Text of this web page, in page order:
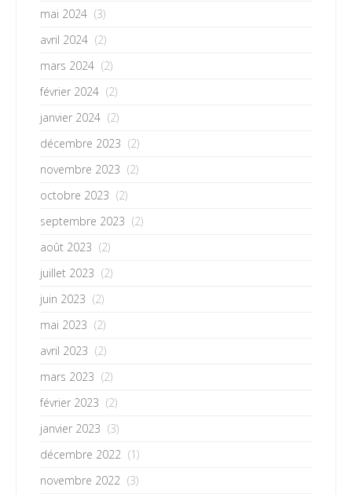
mai 2024 (3)
avril 2024 (2)
mars 2024 (2)
février 2024 (2)
janvier 2024 (2)
décembre 2023 (2)
novembre 2023 (2)
octobre 2023 (2)
septembre 2023 (2)
août 2023 (2)
juillet 2023 (2)
juin 2023 (2)
mai 2023 (2)
avril 2023 (2)
mars 2023 (2)
février 2023 (2)
janvier 2023 (3)
décembre 2022 (1)
novembre 2022 (3)